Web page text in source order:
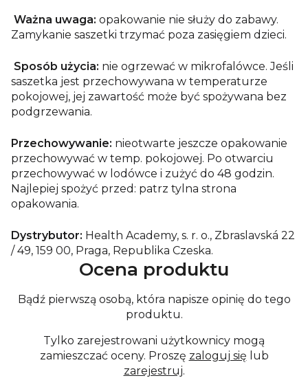
Ważna uwaga: opakowanie nie służy do zabawy.
Zamykanie saszetki trzymać poza zasięgiem dzieci.
Sposób użycia: nie ogrzewać w mikrofalówce. Jeśli
saszetka jest przechowywana w temperaturze
pokojowej, jej zawartość może być spożywana bez
podgrzewania.
Przechowywanie: nieotwarte jeszcze opakowanie
przechowywać w temp. pokojowej. Po otwarciu
przechowywać w lodówce i zużyć do 48 godzin.
Najlepiej spożyć przed: patrz tylna strona
opakowania.
Dystrybutor: Health Academy, s. r. o., Zbraslavská 22
/ 49, 159 00, Praga, Republika Czeska.
Ocena produktu
Bądź pierwszą osobą, która napisze opinię do tego
produktu.
Tylko zarejestrowani użytkownicy mogą
zamieszczać oceny. Proszę zaloguj się lub
zarejestruj.